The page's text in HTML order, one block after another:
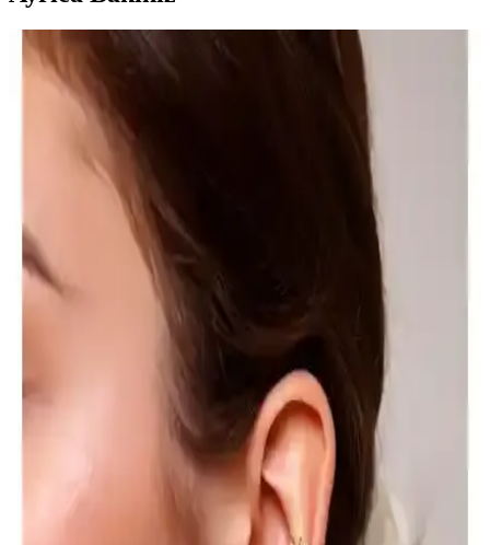
Venüs Accessory H Harfli Çelik Kolye: Şık ve
Dayanıklı Modern Takı Tasarımı
Venüs Accessory H Harfli Çelik Kolye, modern tasarımı ve
paslanmaz çelik yapısıyla şıklık ve dayanıklılığı bir arada sunar.
Günlük ve özel kullanımlar için uygun, cilt dostu ve estetik bir
Monalisa Kadın L Boy Kahverengi Tonlar 50'li
Lastik Toka Seti Şıklık ve Fonksiyonellik Bir Arada
50'li kahverengi tonlarındaki lastik toka seti, dayanıklı ve elastik
yapısıyla saçlara zarar vermeden pratik kullanım sağlar. Günlük
şıklık ve fonksiyonellik sunar.
Monalisa TUKAA İnci Mandal Toka: Şık ve Pratik
Büyük Boy Saç Aksesuarı
Monalisa TUKAA İnci Mandal Toka, renkli desenleri ve inci
detaylarıyla şık, kullanışlı ve dayanıklı büyük boy saç aksesuarıdır.
Hafif yapısı ve güçlü tutuşu sayesinde saçlarınızı kolayca